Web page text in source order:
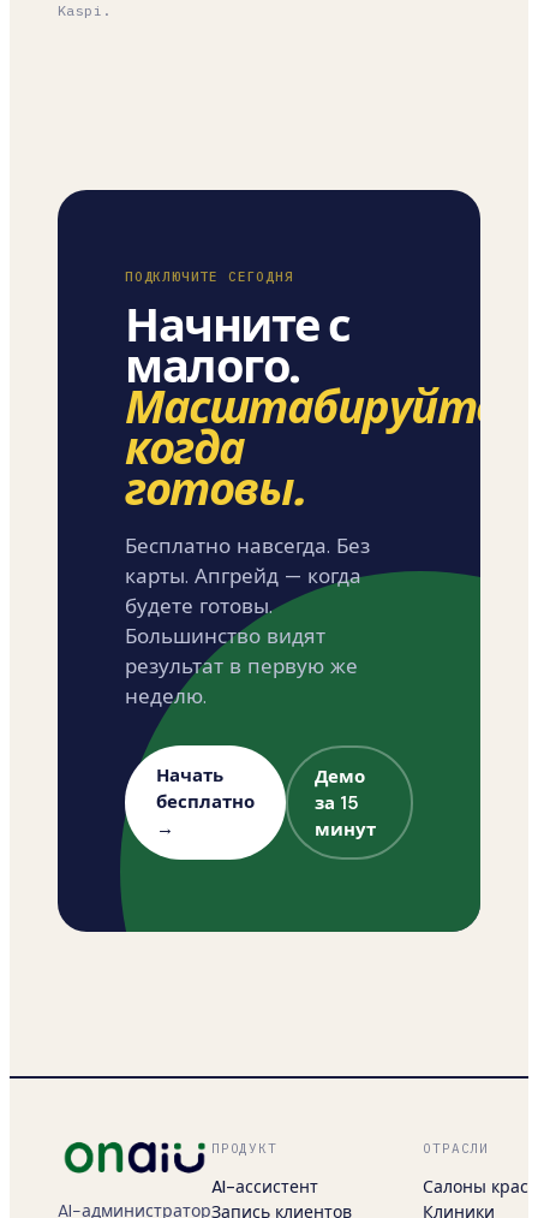
Kaspi.
ПОДКЛЮЧИТЕ СЕГОДНЯ
Начните с
малого.
когда
готовы.
Бесплатно навсегда. Без
карты. Апгрейд — когда
будете готовы.
Большинство видят
результат в первую же
неделю.
Начать
бесплатно
→
Демо
за 15
минут
AI-администратор
ПРОДУКТ
AI-ассистент
Запись клиентов
ОТРАСЛИ
Салоны
Клиники